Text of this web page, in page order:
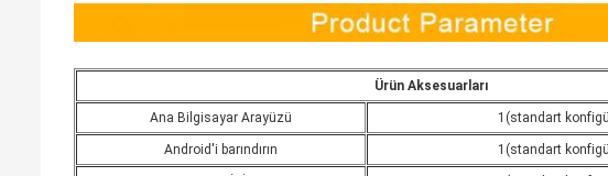
Ürün Aksesuarları
Ana Bilgisayar Arayüzü 1(standart
Android'i barındırın 1(standart